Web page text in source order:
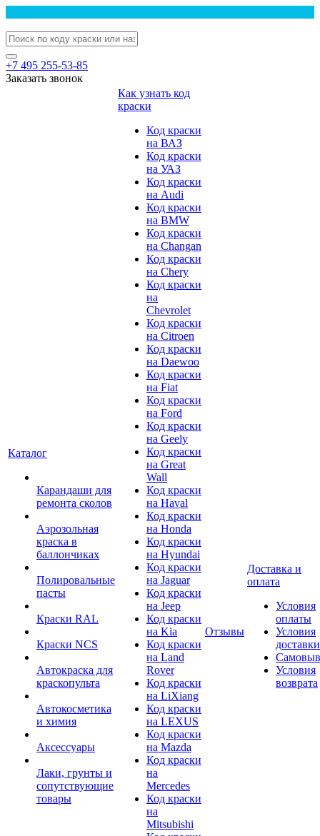
+7 495 255-53-85
Заказать звонок
Каталог
Карандаши для
ремонта сколов
Аэрозольная
краска в
баллончиках
Полировальные
пасты
Краски RAL
Краски NCS
Автокраска для
краскопульта
Автокосметика
и химия
Аксессуары
Лаки, грунты и
сопутствующие
товары
Как узнать код
краски
Код краски
на ВАЗ
Код краски
на УАЗ
Код краски
на Audi
Код краски
на BMW
Код краски
на Changan
Код краски
на Chery
Код краски
на
Chevrolet
Код краски
на Citroen
Код краски
на Daewoo
Код краски
на Fiat
Код краски
на Ford
Код краски
на Geely
Код краски
на Great
Wall
Код краски
на Haval
Код краски
на Honda
Код краски
на Hyundai
Код краски
на Jaguar
Код краски
на Jeep
Код краски
на Kia
Код краски
на Land
Rover
Код краски
на LiXiang
Код краски
на LEXUS
Код краски
на Mazda
Код краски
на
Mercedes
Код краски
на
Mitsubishi
Отзывы
Доставка и
оплата
Условия
оплаты
Условия
доставки
Условия
возврата